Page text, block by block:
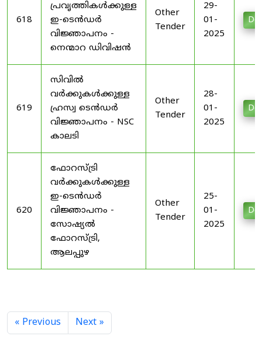
618
പ്രവൃത്തികൾക്കുള്ള
ഇ-ടെൻഡർ
വിജ്ഞാപനം -
നെന്മാറ ഡിവിഷൻ
Other
Tender
29-
01-
2025
619
സിവിൽ
വർക്കുകൾക്കുള്ള
ഹ്രസ്വ ടെൻഡർ
വിജ്ഞാപനം - NSC
കാലടി
Other
Tender
28-
01-
2025
620
ഫോറസ്ട്രി
വർക്കുകൾക്കുള്ള
ഇ-ടെൻഡർ
വിജ്ഞാപനം -
സോഷ്യൽ
ഫോറസ്ട്രി,
ആലപ്പുഴ
Other
Tender
25-
01-
2025
« Previous Next »